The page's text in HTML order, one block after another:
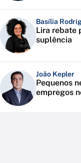
Basília
Lira rebate
suplência
João Kepler
Pequenos
empregos